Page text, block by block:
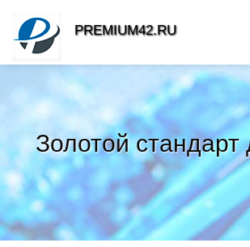
Золотой
PREMIUM42.RU